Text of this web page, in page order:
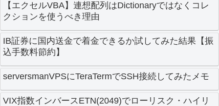
【エクセルVBA】連想配列はDictionaryではなくコレ
クションを使うべき理由
IB証券に国内送金で着金できるか試してみた結果【振
込手数料節約】
serversmanVPSにTeraTermでSSH接続してみたメモ
VIX指数インバースETN(2049)でローリスク・ハイリ